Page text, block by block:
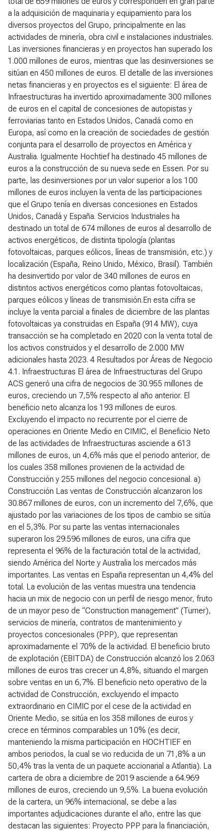
a la adquisición de maquinaria y equipamiento para los
diversos proyectos del Grupo, principalmente en las
actividades de minería, obra civil e instalaciones industriales.
Las inversiones financieras y en proyectos han superado los
1.000 millones de euros, mientras que las desinversiones se
sitúan en 450 millones de euros. El detalle de las inversiones
netas financieras y en proyectos es el siguiente: El área de
Infraestructuras ha invertido aproximadamente 300 millones
de euros en el capital de concesiones de autopistas y
ferroviarias tanto en Estados Unidos, Canadá como en
Europa, así como en la creación de sociedades de gestión
conjunta para el desarrollo de proyectos en América y
Australia. Igualmente Hochtief ha destinado 45 millones de
euros a la construcción de su nueva sede en Essen. Por su
parte, las desinversiones por un valor superior a los 100
millones de euros incluyen la venta de las participaciones
que el Grupo tenía en diversas concesiones en Estados
Unidos, Canadá y España. Servicios Industriales ha
destinado un total de 674 millones de euros al desarrollo de
activos energéticos, de distinta tipología (plantas
fotovoltaicas, parques eólicos, líneas de transmisión, etc.) y
localización (España, Reino Unido, México, Brasil). También
ha desinvertido por valor de 340 millones de euros en
distintos activos energéticos como plantas fotovoltaicas,
parques eólicos y líneas de transmisión.En esta cifra se
incluye la venta parcial a finales de diciembre de las plantas
fotovoltaicas ya construidas en España (914 MW), cuya
transacción se ha completado en 2020 con la venta total de
los activos construidos y el desarrollo de 2.000 MW
adicionales hasta 2023. 4 Resultados por Áreas de Negocio
4.1. Infraestructuras El área de Infraestructuras del Grupo
ACS generó una cifra de negocios de 30.955 millones de
euros, creciendo un 7,5% respecto al año anterior. El
beneficio neto alcanza los 193 millones de euros.
Excluyendo el impacto no recurrente por el cierre de
operaciones en Oriente Medio en CIMIC, el Beneficio Neto
de las actividades de Infraestructuras asciende a 613
millones de euros, un 4,6% más que el periodo anterior, de
los cuales 358 millones provienen de la actividad de
Construcción y 255 millones del negocio concesional. a)
Construcción Las ventas de Construcción alcanzaron los
30.867 millones de euros, con un incremento del 7,6%, que
ajustado por las variaciones de los tipos de cambio se sitúa
en el 5,3%. Por su parte las ventas internacionales
superaron los 29.596 millones de euros, una cifra que
representa el 96% de la facturación total de la actividad,
siendo América del Norte y Australia los mercados más
importantes. Las ventas en España representan un 4,4% del
total. La evolución de las ventas muestra una tendencia
hacia un mix de negocio con un perfil de riesgo menor, fruto
de un mayor peso de “Construction management” (Turner),
servicios de minería, contratos de mantenimiento y
proyectos concesionales (PPP), que representan
aproximadamente el 70% de la actividad. El beneficio bruto
de explotación (EBITDA) de Construcción alcanzó los 2.063
millones de euros tras crecer un 4,8%, situando el margen
sobre ventas en un 6,7%. El beneficio neto operativo de la
actividad de Construcción, excluyendo el impacto
extraordinario en CIMIC por el cese de la actividad en
Oriente Medio, se sitúa en los 358 millones de euros y
crece en términos comparables un 10% (es decir,
manteniendo la misma participación en HOCHTIEF en
ambos periodos, la cual se vio reducida de un 71,8% a un
50,4% tras la venta de un paquete accionarial a Atlantia). La
cartera de obra a diciembre de 2019 asciende a 64.969
millones de euros, creciendo un 9,5%. La buena evolución
de la cartera, un 96% internacional, se debe a las
importantes adjudicaciones durante el año, entre las que
destacan las siguientes: Proyecto PPP para la financiación,